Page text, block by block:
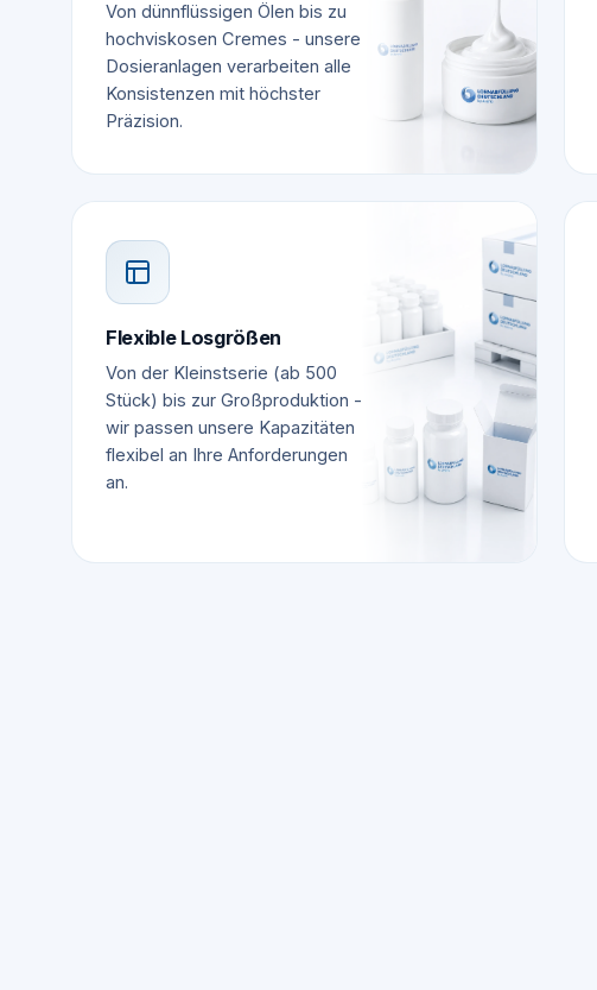
Von dünnflüssigen Ölen bis zu
hochviskosen Cremes - unsere
Dosieranlagen verarbeiten alle
Konsistenzen mit höchster
Präzision.
Flexible Losgrößen
Von der Kleinstserie (ab 500
Stück) bis zur Großproduktion -
wir passen unsere Kapazitäten
flexibel an Ihre Anforderungen
an.